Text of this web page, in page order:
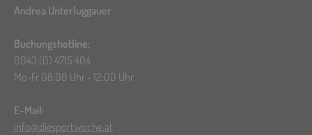
Andrea Unterluggauer
Buchungshotline:
0043 (0) 4715 404
Mo-Fr 08:00 Uhr - 12:00 Uhr
E-Mail:
info@diesportwoche.at